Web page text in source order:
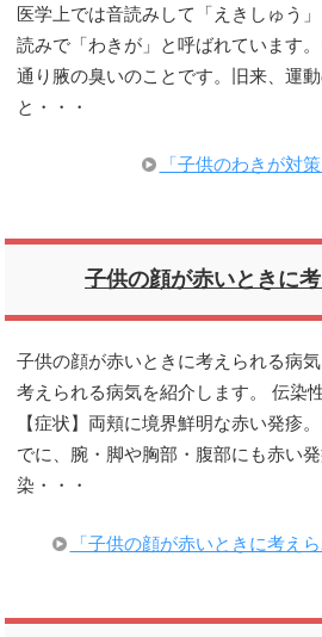
医学上では音読みして「えきしゅう
読みで「わきが」と呼ばれています
通り腋の臭いのことです。旧来、運
と・・・
「子供のわきが対
子供の顔が赤いときに
子供の顔が赤いときに考えられる病
考えられる病気を紹介します。 伝染
【症状】両頬に境界鮮明な赤い発疹
でに、腕・脚や胸部・腹部にも赤い
染・・・
「子供の顔が赤いときに考え